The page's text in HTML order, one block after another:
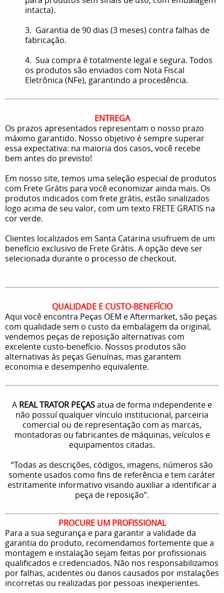
intacta).
3. Garantia de 90 dias (3 meses) contra falhas de
fabricação.
4. Sua compra é totalmente legal e segura. Todos
os produtos são enviados com Nota Fiscal
Eletrônica (NFe), garantindo a procedência.
ENTREGA
Os prazos apresentados representam o nosso prazo
máximo garantido. Nosso objetivo é sempre superar
essa expectativa: na maioria dos casos, você recebe
bem antes do previsto!
Em nosso site, temos uma seleção especial de produtos
com Frete Grátis para você economizar ainda mais. Os
produtos indicados com frete grátis, estão sinalizados
logo acima de seu valor, com um texto FRETE GRATIS na
cor verde.
Clientes localizados em Santa Catarina usufruem de um
benefício exclusivo de Frete Grátis. A opção deve ser
selecionada durante o processo de checkout.
QUALIDADE E CUSTO-BENEFÍCIO
Aqui você encontra Peças OEM e Aftermarket, são peças
com qualidade sem o custo da embalagem da original,
vendemos peças de reposição alternativas com
excelente custo-benefício. Nossos produtos são
alternativas às peças Genuínas, mas garantem
economia e desempenho equivalente.
A REAL TRATOR PEÇASatua de forma independente e
não possuí qualquer vínculo institucional, parceiria
comercial ou de representação com as marcas,
montadoras ou fabricantes de máquinas, veículos e
equipamentos citadas.
“Todas as descrições, códigos, imagens, números são
somente usados como fins de referência e tem caráter
estritamente informativo visando auxiliar a identificar a
peça de reposição”.
PROCURE UM PROFISSIONAL
Para a sua segurança e para garantir a validade da
garantia do produto, recomendamos fortemente que a
montagem e instalação sejam feitas por profissionais
qualificados e credenciados. Não nos responsabilizamos
por falhas, acidentes ou danos causados por instalações
incorretas ou realizadas por pessoas inexperientes.